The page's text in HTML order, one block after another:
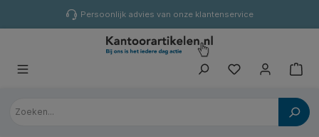
Persoonlijk advies van onze klantenservice